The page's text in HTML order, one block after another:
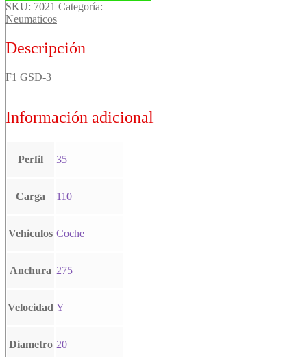
SKU: 7021 Categoría:
Neumaticos
Descripción
F1 GSD-3
Información adicional
Perfil 35
Carga 110
Vehiculos Coche
Anchura 275
Velocidad Y
Diametro 20